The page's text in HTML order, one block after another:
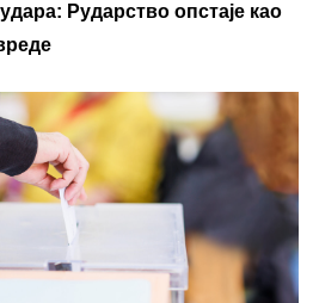
Рударство опстаје као